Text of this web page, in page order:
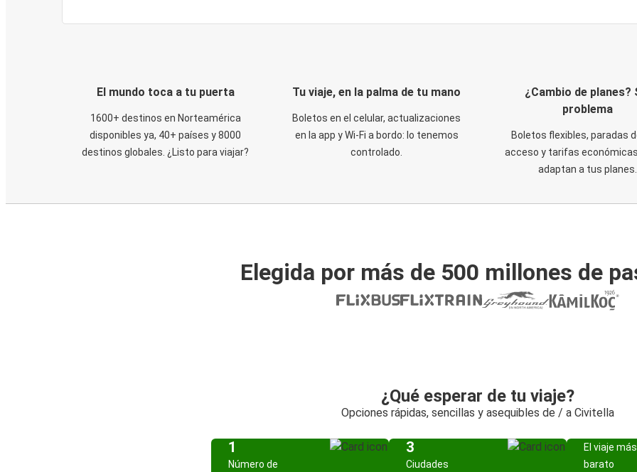
El mundo toca a tu puerta
1600+ destinos en Norteamérica
disponibles ya, 40+ países y 8000
destinos globales. ¿Listo para viajar?
Tu viaje, en la palma de tu mano
Boletos en el celular, actualizaciones
en la app y Wi-Fi a bordo: lo tenemos
controlado.
¿Cambio de planes?
problema
Boletos flexibles, paradas
acceso y tarifas
adaptan a tus planes.
Elegida por más de 500 millones de
¿Qué esperar de tu viaje?
Opciones rápidas, sencillas y asequibles de / a Civitella
1
Número de
3
Ciudades
El viaje más
barato